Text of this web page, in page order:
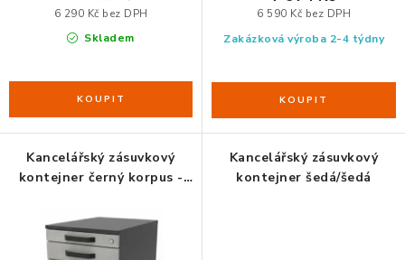
ZDRAVÁ KANCELÁŘ
VODNÍ FILTRY
O nákupu Reklamace, výměna a vrácení
Showroom
Naše realizace, inspirace a návody
Kontakty
Skladem
6 290 Kč bez DPH
Zakázková výroba 2-4 týdny
6 590 Kč bez DPH
Kancelářský zásuvkový
kontejner černý korpus -
Kancelářský zásuvkový
kontejner šedá/šedá